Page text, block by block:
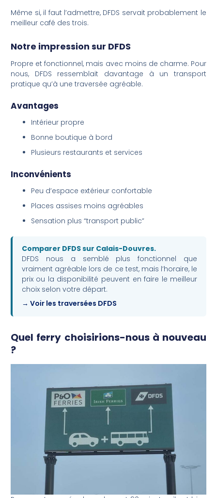
Même si, il faut l’admettre, DFDS servait probablement le
meilleur café des trois.
Notre impression sur DFDS
Propre et fonctionnel, mais avec moins de charme. Pour
nous, DFDS ressemblait davantage à un transport
pratique qu’à une traversée agréable.
Avantages
Intérieur propre
Bonne boutique à bord
Plusieurs restaurants et services
Inconvénients
Peu d’espace extérieur confortable
Places assises moins agréables
Sensation plus “transport public”
Comparer DFDS sur Calais-Douvres.
DFDS nous a semblé plus fonctionnel que
vraiment agréable lors de ce test, mais l’horaire, le
prix ou la disponibilité peuvent en faire le meilleur
choix selon votre départ.
Voir les traversées DFDS
Quel ferry choisirions-nous à nouveau
?